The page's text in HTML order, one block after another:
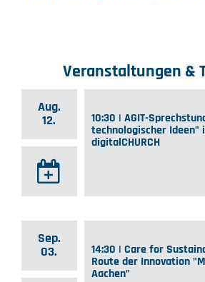
Veranstaltungen &
Aug.
12.
10:30 | AGIT-
technologischer Ideen"
digitalCHURCH
Sep.
03.
14:30 | Care for
Route der Innovation
Aachen"